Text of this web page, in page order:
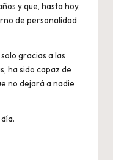
y que, hasta hoy,
de personalidad
gracias a las
ha sido capaz de
no dejará a nadie